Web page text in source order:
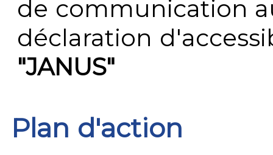
de communication
déclaration
"JANUS"
Plan d'action